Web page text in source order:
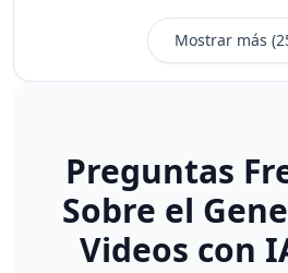
Mostrar más (
Preguntas
Sobre el
Videos con